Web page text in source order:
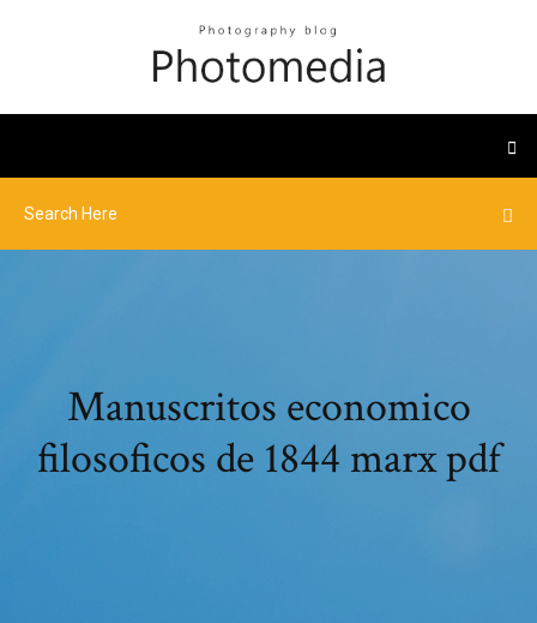
Manuscritos economico
filosoficos de 1844 marx pdf